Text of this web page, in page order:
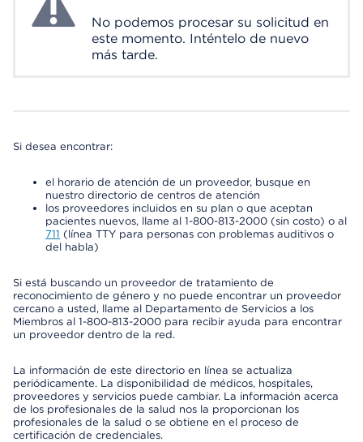
No podemos procesar su solicitud en
este momento. Inténtelo de nuevo
más tarde.
Si desea encontrar:
el horario de atención de un proveedor, busque en
nuestro directorio de centros de atención
los proveedores incluidos en su plan o que aceptan
pacientes nuevos, llame al 1-800-813-2000 (sin costo) o al
711 (línea TTY para personas con problemas auditivos o
del habla)
Si está buscando un proveedor de tratamiento de
reconocimiento de género y no puede encontrar un proveedor
cercano a usted, llame al Departamento de Servicios a los
Miembros al 1-800-813-2000 para recibir ayuda para encontrar
un proveedor dentro de la red.
La información de este directorio en línea se actualiza
periódicamente. La disponibilidad de médicos, hospitales,
proveedores y servicios puede cambiar. La información acerca
de los profesionales de la salud nos la proporcionan los
profesionales de la salud o se obtiene en el proceso de
certificación de credenciales.